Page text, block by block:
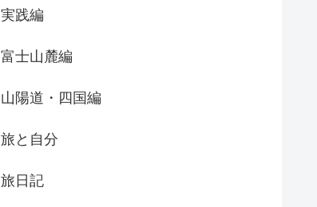
実践編
富士山麓編
山陽道・四国編
旅と自分
旅日記